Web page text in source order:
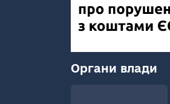
Органи влади